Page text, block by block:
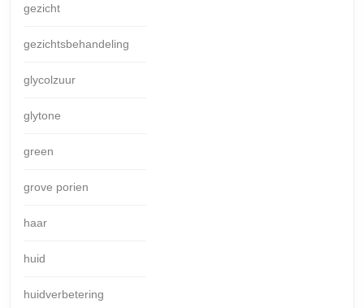
gezicht
gezichtsbehandeling
glycolzuur
glytone
green
grove porien
haar
huid
huidverbetering